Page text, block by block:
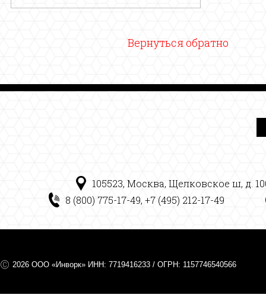
Вернуться обратно
105523, Москва, Щелковское ш, д.
8 (800) 775-17-49, +7 (495) 212-17-49
2026 ООО «Инворк» ИНН: 7719416233 / ОГРН: 1157746540566